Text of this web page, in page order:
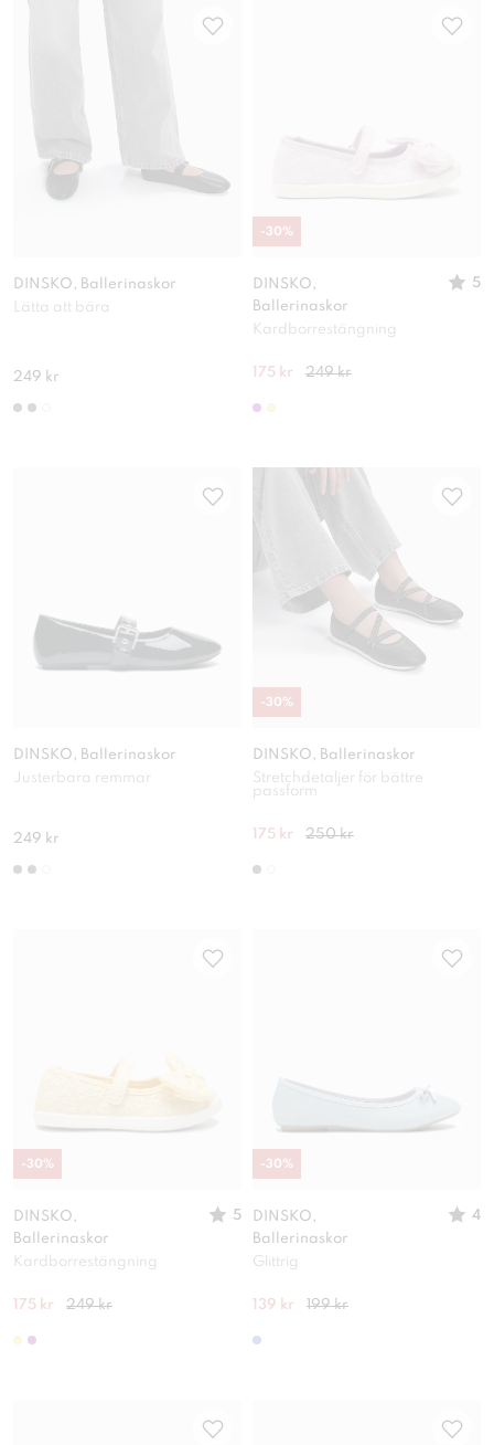
DINSKO, Ballerinaskor
Lätta att bära
249 kr
DINSKO,
Ballerinaskor
5
Kardborrestängning
175 kr 249 kr
-30%
DINSKO, Ballerinaskor
Justerbara remmar
249 kr
DINSKO, Ballerinaskor
Stretchdetaljer för bättre
passform
175 kr 250 kr
-30%
DINSKO,
Ballerinaskor
5
Kardborrestängning
175 kr 249 kr
-30%
DINSKO,
Ballerinaskor
4
Glittrig
139 kr 199 kr
-30%